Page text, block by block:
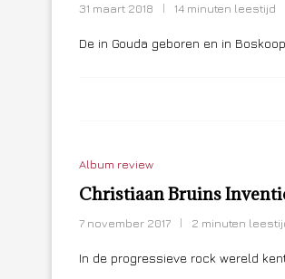
31 maart 2018 14 minuten leestijd
De in Gouda geboren en in
Album review
Christiaan Bruins
7 november 2017 2 minuten
In de progressieve rock wereld